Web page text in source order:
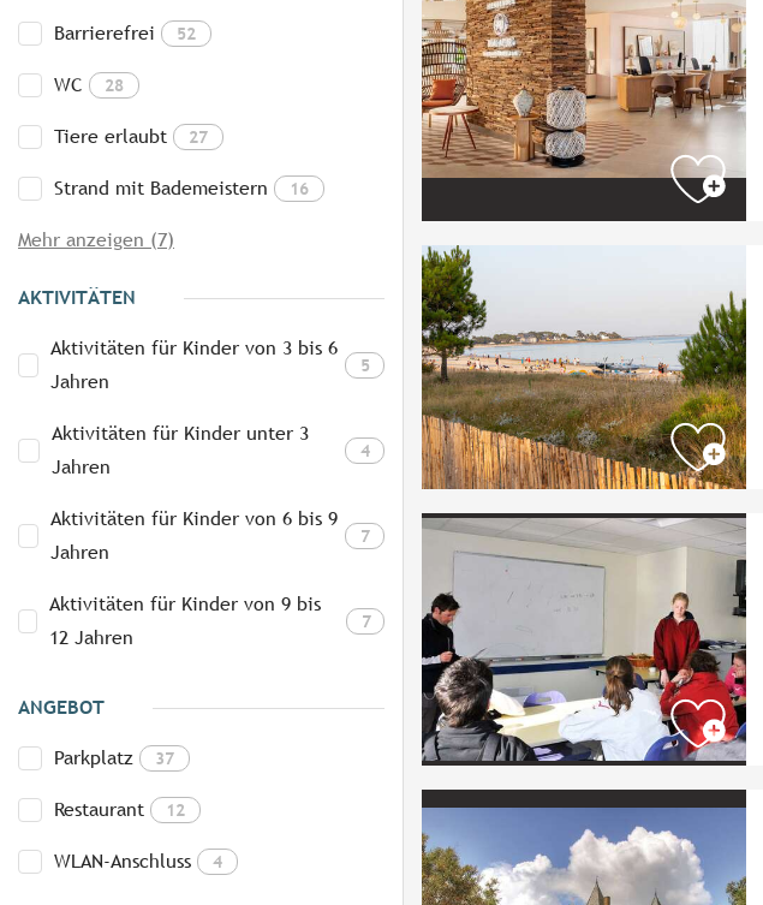
Barrierefrei 52
WC 28
Tiere erlaubt 27
Strand mit Bademeistern 16
Mehr anzeigen (7)
AKTIVITÄTEN
Aktivitäten für Kinder von 3 bis 6
Jahren
5
Aktivitäten für Kinder unter 3
Jahren
4
Aktivitäten für Kinder von 6 bis 9
Jahren
7
Aktivitäten für Kinder von 9 bis
12 Jahren
7
ANGEBOT
Parkplatz 37
Restaurant 12
WLAN-Anschluss 4